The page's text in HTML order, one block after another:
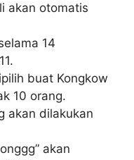
akan otomatis
14
buat Kongkow
10 orang.
akan dilakukan
akan